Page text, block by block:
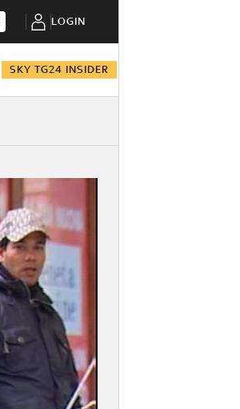
LOGIN
SKY TG24 INSIDER